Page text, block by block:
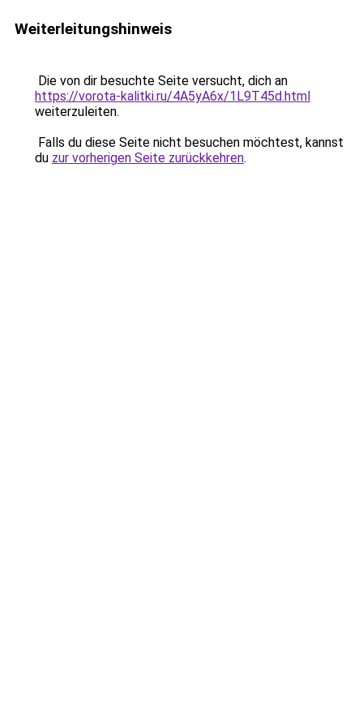
Weiterleitungshinweis
Die von dir besuchte Seite versucht, dich an
https://vorota-kalitki.ru/4A5yA6x/1L9T45d.html
weiterzuleiten.
Falls du diese Seite nicht besuchen möchtest, kannst
du zur vorherigen Seite zurückkehren.